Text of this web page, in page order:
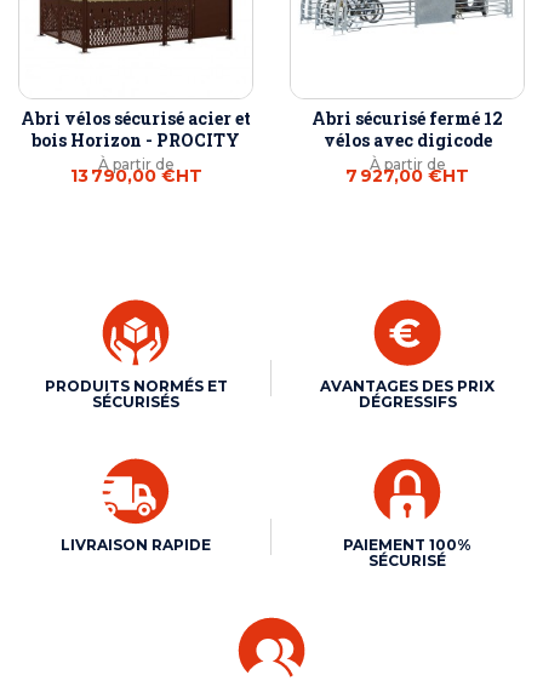
Abri vélos sécurisé acier et
bois Horizon - PROCITY
À partir de
13 790,00 €HT
Abri sécurisé fermé 12
vélos avec digicode
À partir de
7 927,00 €HT
PRODUITS NORMÉS ET
SÉCURISÉS
AVANTAGES DES PRIX
DÉGRESSIFS
LIVRAISON RAPIDE
PAIEMENT 100%
SÉCURISÉ